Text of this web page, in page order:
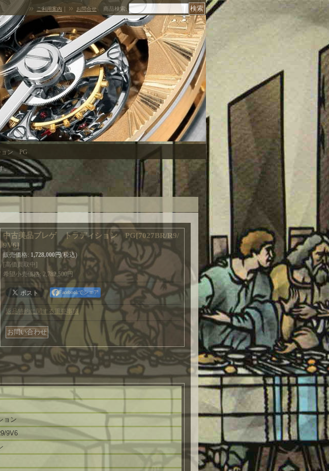
ご利用案内 ｜ お問合せ 商品検索:
ョン PG
。
中古美品ブレゲ トラディション PG[7027BR/R9/
9V6]
販売価格: 1,728,000円(税込)
[高価買取中]
希望小売価格: 2,782,500円
Facebookでシェア
返品特約に関する重要事項
ョン
9V6